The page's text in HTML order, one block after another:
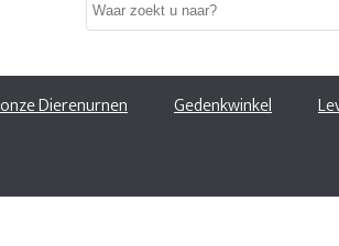
Dierenurnen Gedenkwinkel